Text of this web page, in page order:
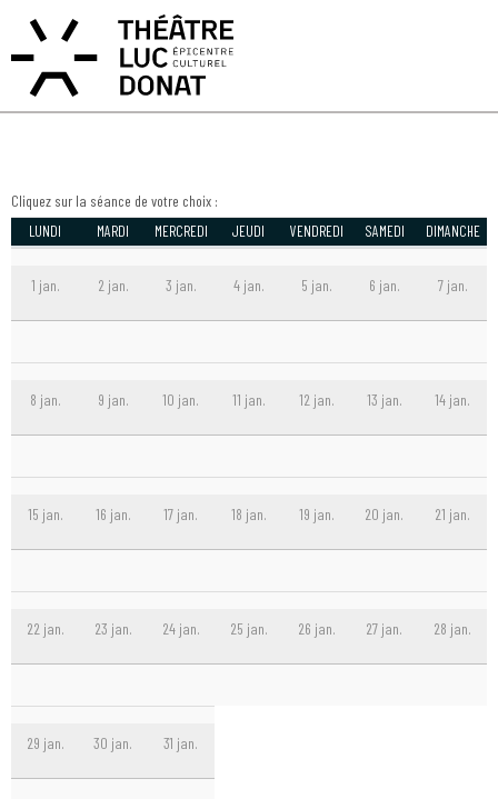
MON COMPTE
ACCÈS PRIVATIF
DJAL - En pleine conscience
Cliquez sur la séance de votre choix :
LUNDI MARDI MERCREDI JEUDI VENDREDI SAMEDI DIMANCHE
1 jan. 2 jan. 3 jan. 4 jan. 5 jan. 6 jan. 7 jan.
8 jan. 9 jan. 10 jan. 11 jan. 12 jan. 13 jan. 14 jan.
15 jan. 16 jan. 17 jan. 18 jan. 19 jan. 20 jan. 21 jan.
22 jan. 23 jan. 24 jan. 25 jan. 26 jan. 27 jan. 28 jan.
29 jan. 30 jan. 31 jan.